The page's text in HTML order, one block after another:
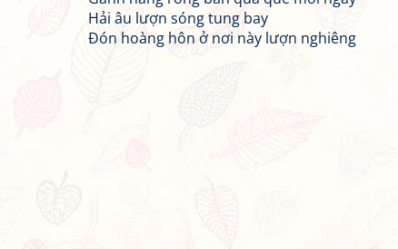
Hải âu lượn sóng tung bay
Đón hoàng hôn ở nơi này lượn nghiêng